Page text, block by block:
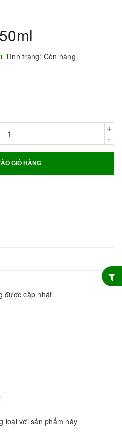
Tình trạng: Còn hàng
+
-
GIỎ HÀNG
được cập nhật
loại với sản phẩm này